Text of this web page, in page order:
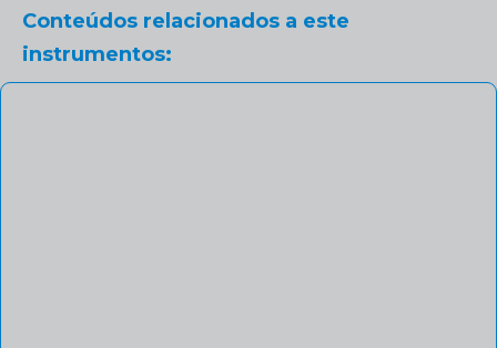
Conteúdos relacionados a este
instrumentos: